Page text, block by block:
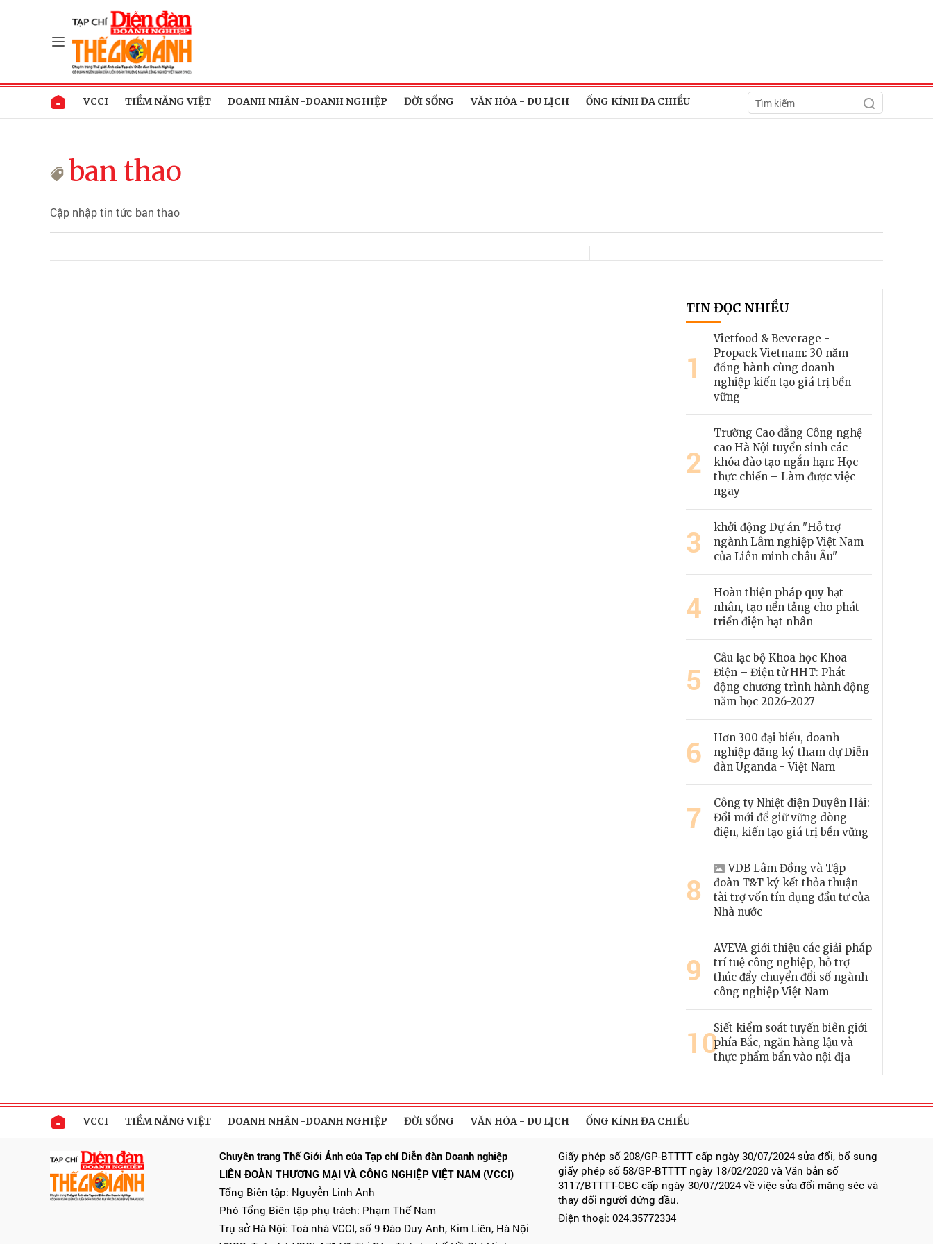
VCCI TIỀM NĂNG VIỆT DOANH NHÂN -DOANH NGHIỆP ĐỜI SỐNG VĂN HÓA - DU LỊCH ỐNG KÍNH ĐA CHIỀU
ban thao
Cập nhập tin tức ban thao
TIN ĐỌC NHIỀU
1
Vietfood & Beverage -
Propack Vietnam: 30 năm
đồng hành cùng doanh
nghiệp kiến tạo giá trị bền
vững
2
Trường Cao đẳng Công nghệ
cao Hà Nội tuyển sinh các
khóa đào tạo ngắn hạn: Học
thực chiến – Làm được việc
ngay
3
khởi động Dự án "Hỗ trợ
ngành Lâm nghiệp Việt Nam
của Liên minh châu Âu"
4
Hoàn thiện pháp quy hạt
nhân, tạo nền tảng cho phát
triển điện hạt nhân
5
Câu lạc bộ Khoa học Khoa
Điện – Điện tử HHT: Phát
động chương trình hành động
năm học 2026-2027
6
Hơn 300 đại biểu, doanh
nghiệp đăng ký tham dự Diễn
đàn Uganda - Việt Nam
7
Công ty Nhiệt điện Duyên Hải:
Đổi mới để giữ vững dòng
điện, kiến tạo giá trị bền vững
8
VDB Lâm Đồng và Tập
đoàn T&T ký kết thỏa thuận
tài trợ vốn tín dụng đầu tư của
Nhà nước
9
AVEVA giới thiệu các giải pháp
trí tuệ công nghiệp, hỗ trợ
thúc đẩy chuyển đổi số ngành
công nghiệp Việt Nam
10Siết kiểm soát tuyến biên giới
phía Bắc, ngăn hàng lậu và
thực phẩm bẩn vào nội địa
VCCI TIỀM NĂNG VIỆT DOANH NHÂN -DOANH NGHIỆP ĐỜI SỐNG VĂN HÓA - DU LỊCH ỐNG KÍNH ĐA CHIỀU
Chuyên trang Thế Giới Ảnh của Tạp chí Diễn đàn Doanh nghiệp
LIÊN ĐOÀN THƯƠNG MẠI VÀ CÔNG NGHIỆP VIỆT NAM (VCCI)
Tổng Biên tập: Nguyễn Linh Anh
Phó Tổng Biên tập phụ trách: Phạm Thế Nam
Trụ sở Hà Nội: Toà nhà VCCI, số 9 Đào Duy Anh, Kim Liên, Hà Nội
Giấy phép số 208/GP-BTTTT cấp ngày 30/07/2024 sửa đổi, bổ sung
giấy phép số 58/GP-BTTTT ngày 18/02/2020 và Văn bản số
3117/BTTTT-CBC cấp ngày 30/07/2024 về việc sửa đổi măng séc và
thay đổi người đứng đầu.
Điện thoại: 024.35772334